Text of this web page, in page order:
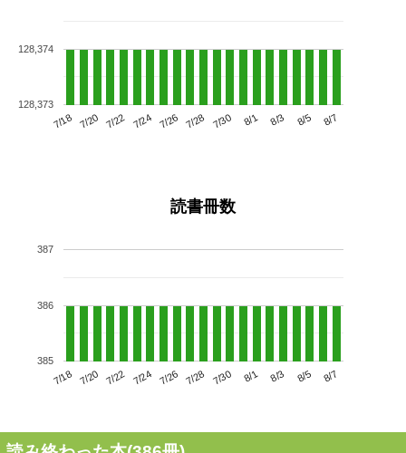
7/18 7/20 7/22 7/24 7/26 7/28 7/30 8/1 8/3 8/5 8/7
128,373
128,374
読書冊数
7/18 7/20 7/22 7/24 7/26 7/28 7/30 8/1 8/3 8/5 8/7
385
386
387